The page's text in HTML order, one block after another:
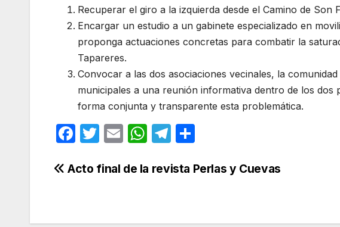
Recuperar el giro a la izquierda desde el Camino de Son
Encargar un estudio a un gabinete especializado en
proponga actuaciones concretas para combatir la
Tapareres.
Convocar a las dos asociaciones vecinales, la
municipales a una reunión informativa dentro de los
forma conjunta y transparente esta problemática.
F
c
T
itt
E
ail
W
at
T
e m
Navegación
entradas
Acto final de la revista Perlas y Cuevas